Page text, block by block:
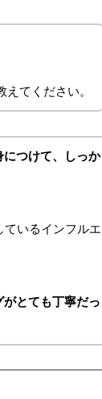
てください。
につけて、しっか
いるインフルエ
がとても丁寧だっ